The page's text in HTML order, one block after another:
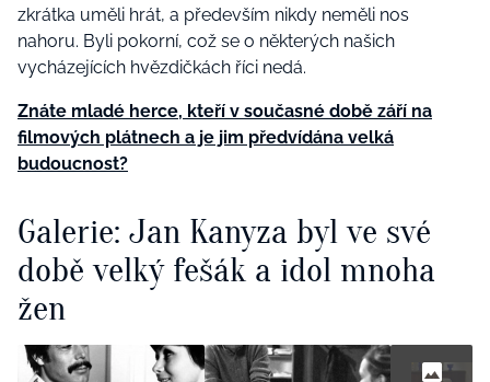
zkrátka uměli hrát, a především nikdy neměli nos
nahoru. Byli pokorní, což se o některých našich
vycházejících hvězdičkách říci nedá.
Znáte mladé herce, kteří v současné době září na
filmových plátnech a je jim předvídána velká
budoucnost?
Galerie: Jan Kanyza byl ve své
době velký fešák a idol mnoha
žen